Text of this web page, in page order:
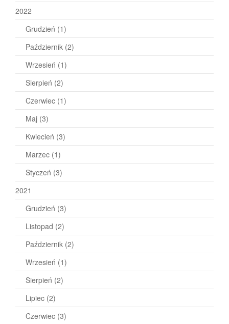
2022
Grudzień (1)
Październik (2)
Wrzesień (1)
Sierpień (2)
Czerwiec (1)
Maj (3)
Kwiecień (3)
Marzec (1)
Styczeń (3)
2021
Grudzień (3)
Listopad (2)
Październik (2)
Wrzesień (1)
Sierpień (2)
Lipiec (2)
Czerwiec (3)